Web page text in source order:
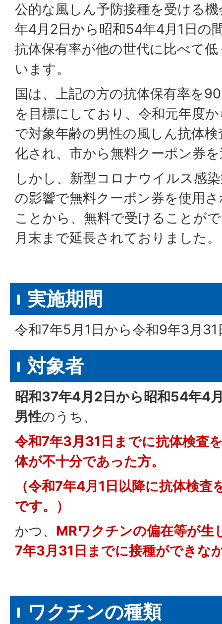
公的な風しん予防接種を受ける
年4月2日から昭和54年4月1日の
抗体保有率が他の世代に比べて
います。
国は、上記の方の抗体保有率を
を目標にしており、令和元年度
で対象年齢の男性の風しん抗体
化され、市から無料クーポン券
しかし、新型コロナウイルス感
の影響で無料クーポン券を使用
ことから、無料で受けることが
月末まで延長されておりました。
実施期間
令和7年5月1日から令和9年3月31
対象者
昭和37年4月2日から昭和54年4
男性のうち、
令和7年3月31日までに抗体検査
体が不十分であった方。
（令和7年4月1日以降に抗体検
です。）
かつ、 MRワクチンの偏在等が生
7年3月31日までに接種ができな
ワクチンの種類